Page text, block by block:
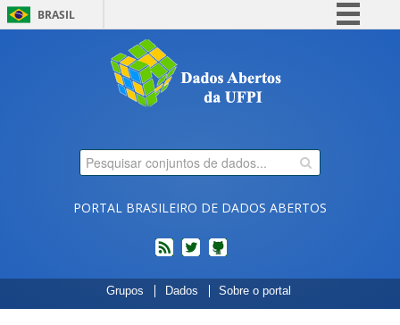
BRASIL
Comunica BR
Participe
Legislação
PORTAL BRASILEIRO DE DADOS ABERTOS
feed twitterCódigos
fonte
de
Grupos Dados Sobre o portal